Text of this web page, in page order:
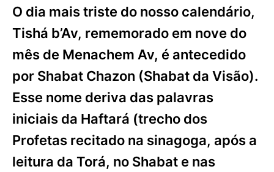
O dia mais triste do nosso calendário,
Tishá b’Av, rememorado em nove do
mês de Menachem Av, é antecedido
por Shabat Chazon (Shabat da Visão).
Esse nome deriva das palavras
iniciais da Haftará (trecho dos
Profetas recitado na sinagoga, após a
leitura da Torá, no Shabat e nas